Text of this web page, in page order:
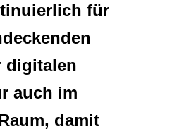
für
digitalen
auch im
damit